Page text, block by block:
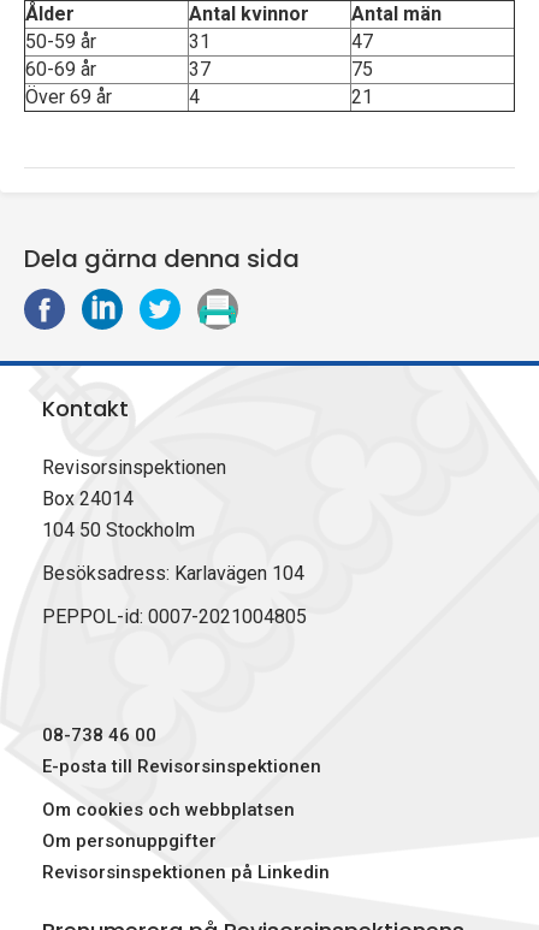
Ålder Antal kvinnor
Antal män
50-59 år
31
47
60-69 år
37
75
Över 69 år
4 21
Dela gärna denna sida
D
p
F
c
e
b
o
D
p
L
n
k
e
I
D
X
w
i
t
S
Kontakt
Revisorsinspektionen
Box 24014
104 50 Stockholm
Besöksadress: Karlavägen 104
PEPPOL-id: 0007-2021004805
08-738 46 00
E-posta till Revisorsinspektionen
Om cookies och webbplatsen
Om personuppgifter
Revisorsinspektionen på Linkedin